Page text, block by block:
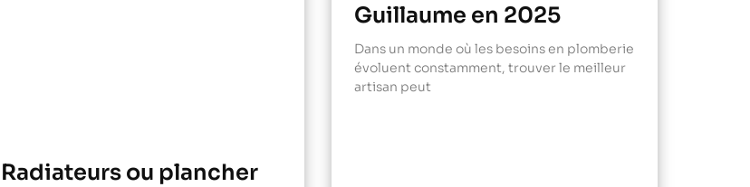
Radiateurs ou plancher
Guillaume en 2025
Dans un monde où les besoins en plomberie
évoluent constamment, trouver le meilleur
artisan peut